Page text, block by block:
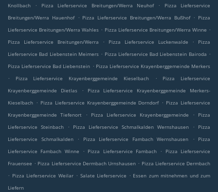
Knollbach
. Pizza Lieferservice Breitungen/Werra Neuhof .
Pizza Lieferservice
Breitungen/Werra Hauenhof
. Pizza Lieferservice Breitungen/Werra Bußhof . Pizza
Lieferservice Breitungen/Werra Wahles . Pizza Lieferservice Breitungen/Werra Winne .
Pizza Lieferservice Breitungen/Werra
. Pizza Lieferservice Luckenwalde .
Pizza
Lieferservice Bad Liebenstein Meimers . Pizza Lieferservice Bad Liebenstein Bairoda .
Pizza Lieferservice Bad Liebenstein . Pizza Lieferservice Krayenberggemeinde Merkers
.
Pizza Lieferservice Krayenberggemeinde Kieselbach .
Pizza Lieferservice
Krayenberggemeinde Dietlas
.
Pizza Lieferservice Krayenberggemeinde Merkers-
Kieselbach . Pizza Lieferservice Krayenberggemeinde Dorndorf . Pizza Lieferservice
Krayenberggemeinde Tiefenort
. Pizza Lieferservice Krayenberggemeinde .
Pizza
Lieferservice Steinbach
. Pizza Lieferservice Schmalkalden Wernshausen .
Pizza
Lieferservice Schmalkalden
. Pizza Lieferservice Fambach Wernshausen .
Pizza
Lieferservice Fambach Winne
. Pizza Lieferservice Fambach .
Pizza Lieferservice
Frauensee . Pizza Lieferservice Dermbach Urnshausen . Pizza Lieferservice Dermbach
. Pizza Lieferservice Weilar . Salate Lieferservice . Essen zum mitnehmen und zum
Liefern